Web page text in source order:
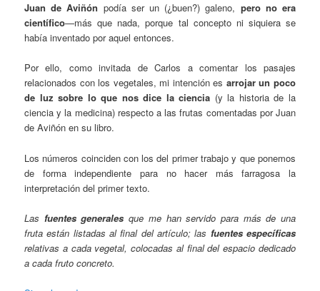
Juan de Aviñón podía ser un (¿buen?) galeno, pero no era
científico—más que nada, porque tal concepto ni siquiera se
había inventado por aquel entonces.
Por ello, como invitada de Carlos a comentar los pasajes
relacionados con los vegetales, mi intención es arrojar un poco
de luz sobre lo que nos dice la ciencia (y la historia de la
ciencia y la medicina) respecto a las frutas comentadas por Juan
de Aviñón en su libro.
Los números coinciden con los del primer trabajo y que ponemos
de forma independiente para no hacer más farragosa la
interpretación del primer texto.
Las fuentes generales que me han servido para más de una
fruta están listadas al final del artículo; las fuentes específicas
relativas a cada vegetal, colocadas al final del espacio dedicado
a cada fruto concreto.